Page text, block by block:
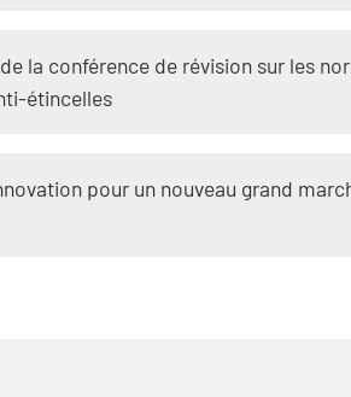
la conférence de révision sur les
étincelles
pour un nouveau grand